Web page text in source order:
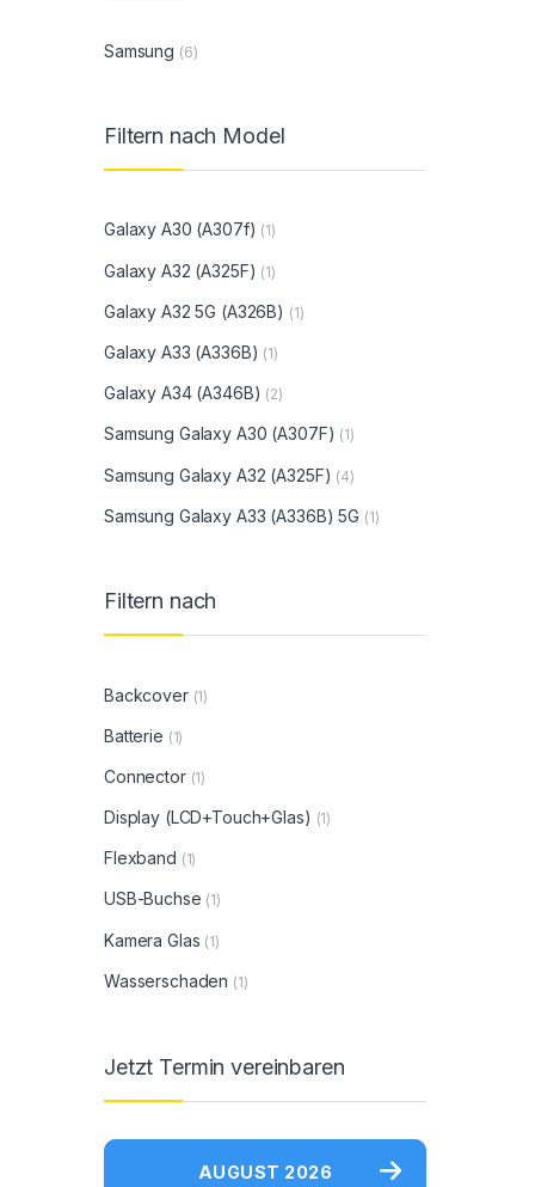
Samsung (6)
Filtern nach Model
Galaxy A30 (A307f) (1)
Galaxy A32 (A325F) (1)
Galaxy A32 5G (A326B) (1)
Galaxy A33 (A336B) (1)
Galaxy A34 (A346B) (2)
Samsung Galaxy A30 (A307F) (1)
Samsung Galaxy A32 (A325F) (4)
Samsung Galaxy A33 (A336B) 5G (1)
Filtern nach
Backcover (1)
Batterie (1)
Connector (1)
Display (LCD+Touch+Glas) (1)
Flexband (1)
USB-Buchse (1)
Kamera Glas (1)
Wasserschaden (1)
Jetzt Termin vereinbaren
AUGUST 2026